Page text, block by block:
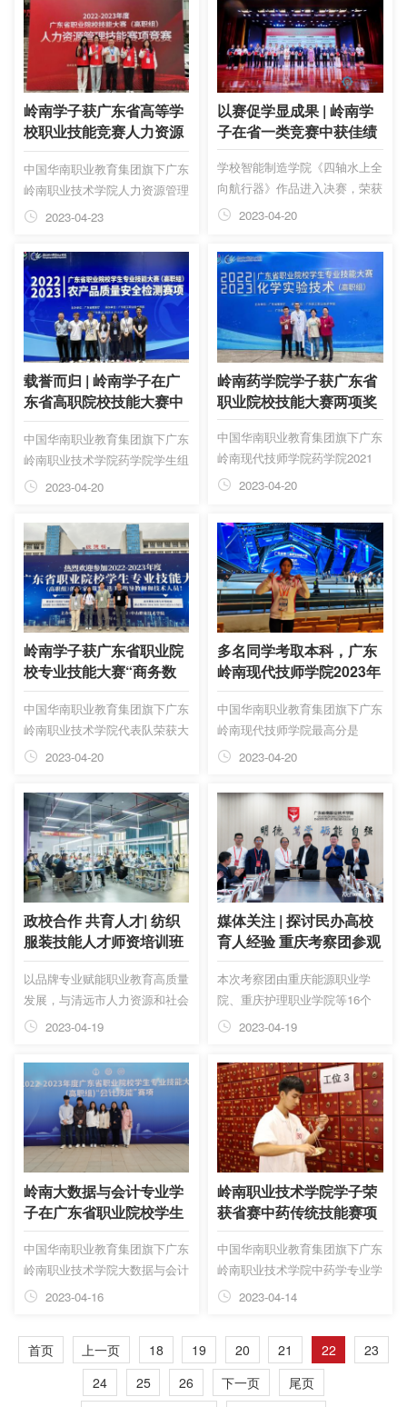
1班何佳煌同学获三等奖。
铜奖佳绩！
岭南学子获广东省高等学
校职业技能竞赛人力资源
管理赛项三等奖
中国华南职业教育集团旗下广东
岭南职业技术学院人力资源管理
专业的四位同学荣获了三等奖
2023-04-23
以赛促学显成果 | 岭南学
子在省一类竞赛中获佳绩
学校智能制造学院《四轴水上全
向航行器》作品进入决赛，荣获
二等奖；文化创意与创业管理学
荣获“最具网络人气奖”作品第二
名。
2023-04-20
载誉而归 | 岭南学子在广
东省高职院校技能大赛中
获佳绩
中国华南职业教育集团旗下广东
岭南职业技术学院药学院学生组
成的两组参赛队均获三等奖。
2023-04-20
岭南药学院学子获广东省
职业院校技能大赛两项奖
中国华南职业教育集团旗下广东
岭南现代技师学院药学院2021
级学子冯永键、李惠诗同学荣获
2023-04-20
岭南学子获广东省职业院
校专业技能大赛“商务数
据分析与应用”赛项三等
奖
中国华南职业教育集团旗下广东
岭南职业技术学院代表队荣获大
赛三等奖。
2023-04-20
多名同学考取本科，广东
岭南现代技师学院2023年
高职高考上线率97.28%
中国华南职业教育集团旗下广东
岭南现代技师学院最高分是
2020级中技计算机程序设计专
634名。
2023-04-20
政校合作 共育人才| 纺织
服装技能人才师资培训班
开班！
以品牌专业赋能职业教育高质量
发展，与清远市人力资源和社会
保障局共建“一针一线纺织服装
2023-04-19
媒体关注 | 探讨民办高校
育人经验 重庆考察团参观
广东岭南职院
本次考察团由重庆能源职业学
院、重庆护理职业学院等16个
院校的举办方代表、校领导等组
长、高职专委会副主任兼秘书长
甘永诚领队。
2023-04-19
岭南大数据与会计专业学
子在广东省职业院校学生
专业技能大赛中荣获三等
奖
中国华南职业教育集团旗下广东
岭南职业技术学院大数据与会计
专业学生韦嘉妮、廖珍怡、庄伟
伍，在张道玲、陈丽老师指导下
参加了本次大赛。
2023-04-16
岭南职业技术学院学子荣
获省赛中药传统技能赛项
一等奖、二等奖
中国华南职业教育集团旗下广东
岭南职业技术学院中药学专业学
生获得一等奖、二等奖。
2023-04-14
首页 上一页 18 19 20 21 22
23
24
25 26 下一页
尾页